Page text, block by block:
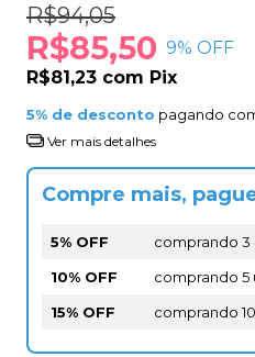
R$94,05
R$85,50 9% OFF
R$81,23 com Pix
5% de desconto pagando
Ver mais detalhes
Compre mais,
5% OFF
comprando 3
10% OFF
comprando 5
15% OFF
comprando